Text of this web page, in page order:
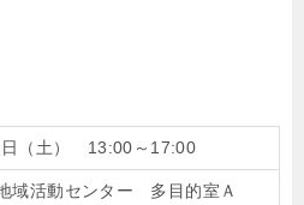
日（土） 13:00 ～ 17:00
域活動センター 多目的室Ａ